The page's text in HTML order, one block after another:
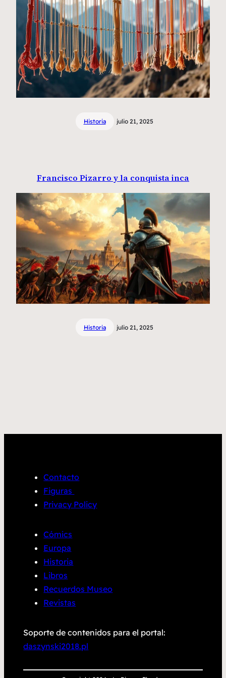
Historia julio 21, 2025
Francisco Pizarro y la conquista inca
Historia julio 21, 2025
Contacto
Figuras
Privacy Policy
Cómics
Europa
Historia
Libros
Recuerdos Museo
Revistas
Soporte de contenidos para el portal:
daszynski2018.pl